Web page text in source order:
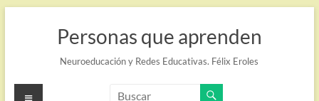
Personas que aprenden
Neuroeducación y Redes Educativas. Félix Eroles
Menú